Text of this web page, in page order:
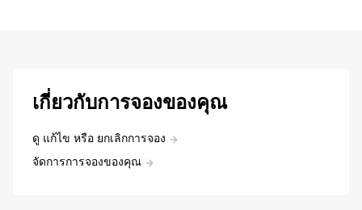
เกี่ยวกับการจองของคุณ
ดู แก้ไข หรือ ยกเลิกการจอง
จัดการการจองของคุณ